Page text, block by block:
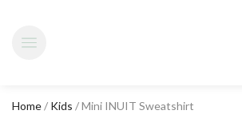
Home/ Kids / Mini INUIT Sweatshirt